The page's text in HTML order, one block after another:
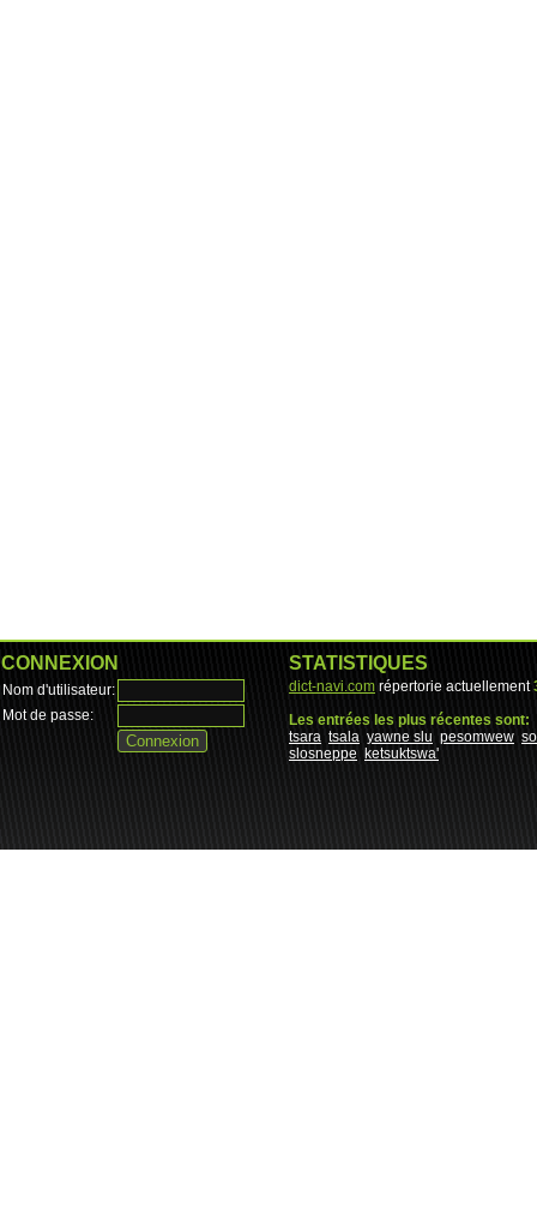
CONNEXION
Nom d'utilisateur:
Mot de passe:
STATISTIQUES
dict-navi.com répertorie actuellement
Les entrées les plus récentes sont:
tsara tsala yawne slu pesomwew
slosneppe
ketsuktswa'